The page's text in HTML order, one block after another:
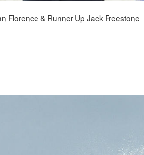
Florence & Runner Up Jack Freestone